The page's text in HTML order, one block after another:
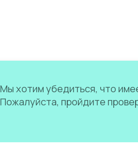
Мы хотим убедиться, что
Пожалуйста, пройдите